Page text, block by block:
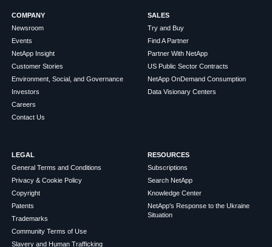
COMPANY
Newsroom
Events
NetApp Insight
Customer Stories
Environment, Social, and Governance
Investors
Careers
Contact Us
SALES
Try and Buy
Find A Partner
Partner With NetApp
US Public Sector Contracts
NetApp OnDemand Consumption
Data Visionary Centers
LEGAL
General Terms and Conditions
Privacy & Cookie Policy
Copyright
Patents
Trademarks
Community Terms of Use
Slavery and Human Trafficking
RESOURCES
Subscriptions
Search NetApp
Knowledge Center
NetApp's Response to the Ukraine
Situation